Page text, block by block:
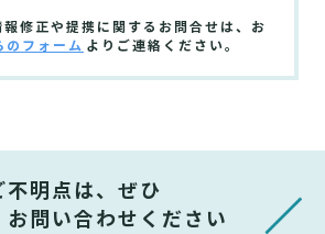
修正や提携に関するお問合せは、お
のフォーム よりご連絡ください。
不明点は、ぜひ
お問い合わせください